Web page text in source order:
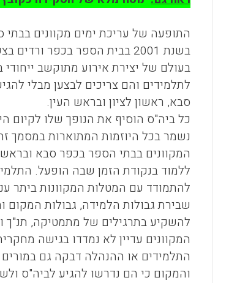
התופעה של עריכת ימים מקוונים
בשנת 2001 בבית הספר בכפר
בעולם של יצירת אירוע מתוקשב
לתלמידים והם צריכים לבצען מבלי
סבא, ראשון לציון ובראש העין.
כל ביה"ס הוסיף את הנופך שלו לקיום
המקוונים בבתי הספר בכפר סבא
ללמוד בנקודת הזמן שבה הופעל.
להתמודד עם המטלות המקוונות ביתר
שבירת גבולות הלמידה, גבולות
להשקיע בתרגילים של מתמטיקה, תנ"ך
המקוונים עדיין לא נמדדו בגישה
התלמידים או ההנהלה דבקה גם
והמקום כי הם נדרשו להגיע לביה"ס